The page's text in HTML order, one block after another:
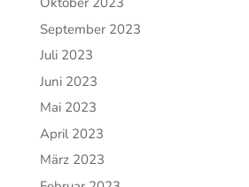
September 2023
Juli 2023
Juni 2023
Mai 2023
April 2023
März 2023